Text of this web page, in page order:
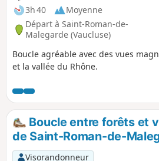
se faisant essentiellement sur de
pistes forestières bordées de pins
majestueux.
3h 40
Moyenne
Départ à Saint-Roman-de-
Malegarde (Vaucluse)
Boucle agréable avec des vues
et la vallée du Rhône.
Boucle entre forêts et
de Saint-Roman-de-
Visorandonneur